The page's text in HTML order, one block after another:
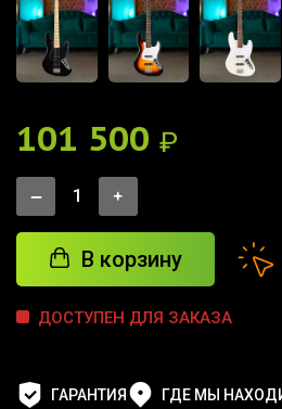
101 500 ₽
В корзину
ДОСТУПЕН ДЛЯ ЗАКАЗА
ГАРАНТИЯ
ГДЕ МЫ